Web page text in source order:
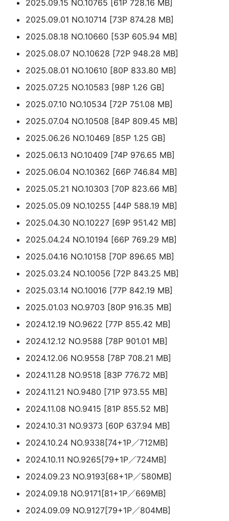
2025.09.15 NO.10765 [61P 728.16 MB]
2025.09.01 NO.10714 [73P 874.28 MB]
2025.08.18 NO.10660 [53P 605.94 MB]
2025.08.07 NO.10628 [72P 948.28 MB]
2025.08.01 NO.10610 [80P 833.80 MB]
2025.07.25 NO.10583 [98P 1.26 GB]
2025.07.10 NO.10534 [72P 751.08 MB]
2025.07.04 NO.10508 [84P 809.45 MB]
2025.06.26 NO.10469 [85P 1.25 GB]
2025.06.13 NO.10409 [74P 976.65 MB]
2025.06.04 NO.10362 [66P 746.84 MB]
2025.05.21 NO.10303 [70P 823.66 MB]
2025.05.09 NO.10255 [44P 588.19 MB]
2025.04.30 NO.10227 [69P 951.42 MB]
2025.04.24 NO.10194 [66P 769.29 MB]
2025.04.16 NO.10158 [70P 896.65 MB]
2025.03.24 NO.10056 [72P 843.25 MB]
2025.03.14 NO.10016 [77P 842.19 MB]
2025.01.03 NO.9703 [80P 916.35 MB]
2024.12.19 NO.9622 [77P 855.42 MB]
2024.12.12 NO.9588 [78P 901.01 MB]
2024.12.06 NO.9558 [78P 708.21 MB]
2024.11.28 NO.9518 [83P 776.72 MB]
2024.11.21 NO.9480 [71P 973.55 MB]
2024.11.08 NO.9415 [81P 855.52 MB]
2024.10.31 NO.9373 [60P 637.94 MB]
2024.10.24 NO.9338[74+1P／712MB]
2024.10.11 NO.9265[79+1P／724MB]
2024.09.23 NO.9193[68+1P／580MB]
2024.09.18 NO.9171[81+1P／669MB]
2024.09.09 NO.9127[79+1P／804MB]